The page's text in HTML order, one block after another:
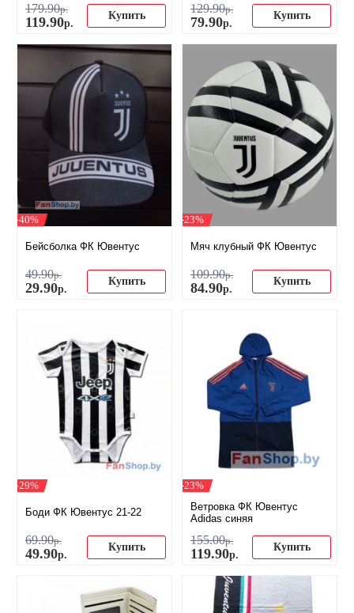
179.90р.
119.90р.
Купить
129.90р.
79.90р.
Купить
-40%
Бейсболка ФК Ювентус
49.90р.
29.90р.
Купить
-23%
Мяч клубный ФК Ювентус
109.90р.
84.90р.
Купить
-29%
Боди ФК Ювентус 21-22
69.90р.
49.90р.
Купить
-23%
Ветровка ФК Ювентус
Adidas синяя
155.00р.
119.90р.
Купить